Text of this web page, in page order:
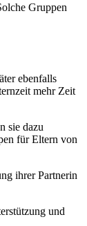
Gruppen
ebenfalls
mehr Zeit
sie dazu
für Eltern von
ihrer Partnerin
und